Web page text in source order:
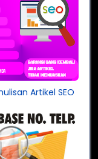
Artikel SEO